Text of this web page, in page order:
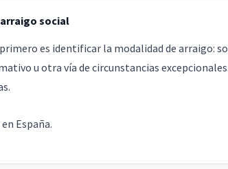
social
es identificar la modalidad de arraigo:
u otra vía de circunstancias
España.